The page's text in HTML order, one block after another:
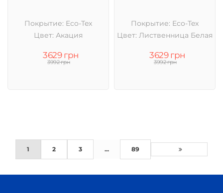
Покрытие: Eco-Tex
Цвет: Акация
3629 грн
3992 грн
Покрытие: Eco-Tex
Цвет: Лиственница Белая
3629 грн
3992 грн
1 2 3 ... 89